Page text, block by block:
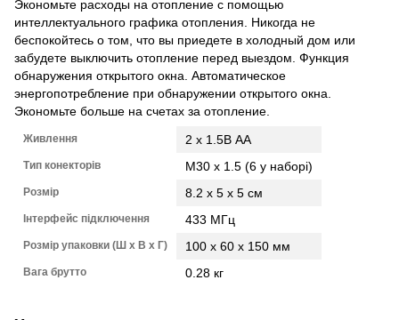
Экономьте расходы на отопление с помощью
интеллектуального графика отопления. Никогда не
беспокойтесь о том, что вы приедете в холодный дом или
забудете выключить отопление перед выездом. Функция
обнаружения открытого окна. Автоматическое
энергопотребление при обнаружении открытого окна.
Экономьте больше на счетах за отопление.
Живлення 2 x 1.5В AA
Тип конекторів M30 x 1.5 (6 у наборі)
Розмір 8.2 x 5 x 5 см
Інтерфейс підключення 433 МГц
Розмір упаковки (Ш х В х Г) 100 x 60 x 150 мм
Вага брутто 0.28 кг